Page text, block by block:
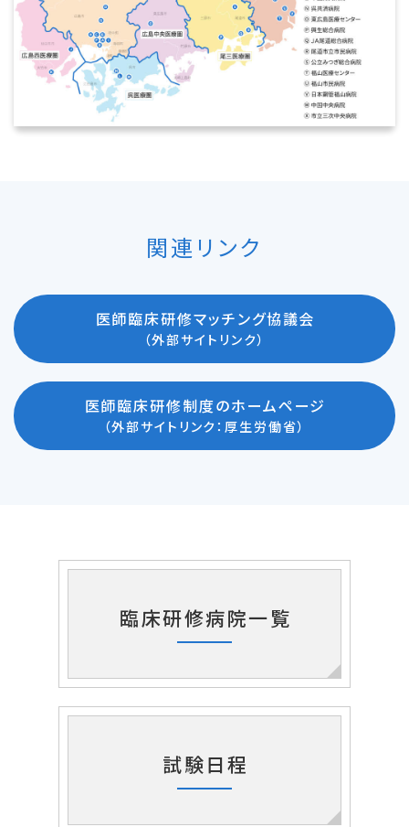
関連リンク
医師臨床研修マッチング協議会
（外部サイトリンク）
医師臨床研修制度のホームページ
（外部サイトリンク：厚生労働省）
臨床研修病院一覧
試験日程